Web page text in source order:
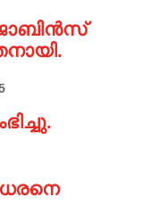
ജോബിൻസ്